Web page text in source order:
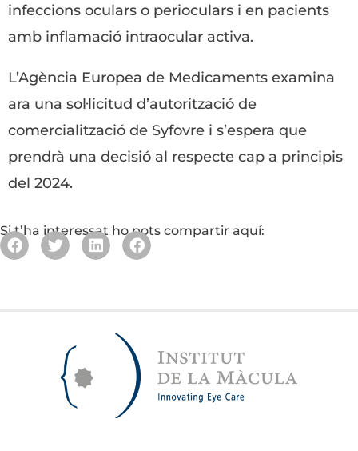
infeccions oculars o perioculars i en pacients
amb inflamació intraocular activa.
L’Agència Europea de Medicaments examina
ara una sol·licitud d’autorització de
comercialització de Syfovre i s’espera que
prendrà una decisió al respecte cap a principis
del 2024.
Si t’ha interessat ho pots compartir aquí: